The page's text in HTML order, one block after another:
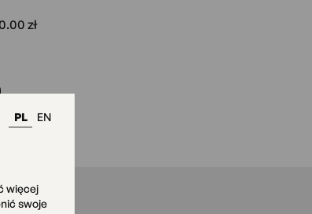
PL EN
więcej
swoje
zł